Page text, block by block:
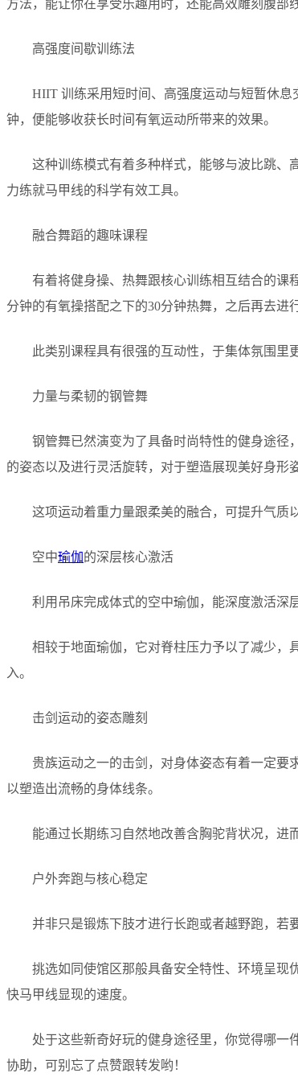
方法，能让你在享受乐趣用时，还能高效雕刻腹部
高强度间歇训练法
HIIT 训练采用短时间、高强度运动与短暂休
钟，便能够收获长时间有氧运动所带来的效果。
这种训练模式有着多种样式，能够与波比跳、
力练就马甲线的科学有效工具。
融合舞蹈的趣味课程
有着将健身操、热舞跟核心训练相互结合的课
分钟的有氧操搭配之下的30分钟热舞，之后再去进
此类别课程具有很强的互动性，于集体氛围
力量与柔韧的钢管舞
钢管舞已然演变为了具备时尚特性的健身途径
的姿态以及进行灵活旋转，对于塑造展现美好身
这项运动着重力量跟柔美的融合，可提升气质
空中瑜伽的深层核心激活
利用吊床完成体式的空中瑜伽，能深度激活深
相较于地面瑜伽，它对脊柱压力予以了减少，
入。
击剑运动的姿态雕刻
贵族运动之一的击剑，对身体姿态有着一定
以塑造出流畅的身体线条。
能通过长期练习自然地改善含胸驼背状况，
户外奔跑与核心稳定
并非只是锻炼下肢才进行长跑或者越野跑，若
挑选如同使馆区那般具备安全特性、环境呈现
快马甲线显现的速度。
处于这些新奇好玩的健身途径里，你觉得哪
协助，可别忘了点赞跟转发哟！